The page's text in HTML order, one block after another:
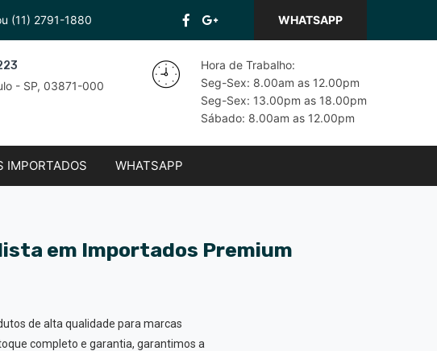
(11) 2791-1880 WHATSAPP
- SP, 03871-000
Hora de Trabalho:
Seg-Sex: 8.00am as 12.00pm
Seg-Sex: 13.00pm as 18.00pm
Sábado: 8.00am as 12.00pm
IMPORTADOS WHATSAPP
em Importados Premium
de alta qualidade para marcas
completo e garantia, garantimos a